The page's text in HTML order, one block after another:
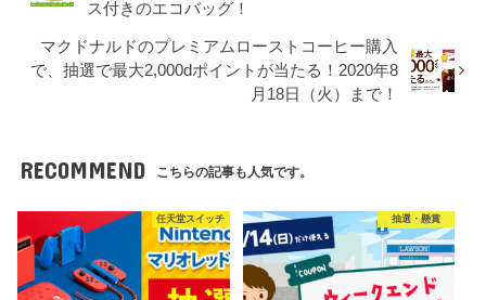
ス付きのエコバッグ！
マクドナルドのプレミアムローストコーヒー購入
で、抽選で最大2,000dポイントが当たる！2020年8
月18日（火）まで！
RECOMMEND こちらの記事も人気です。
任天堂スイッチ 抽選・懸賞